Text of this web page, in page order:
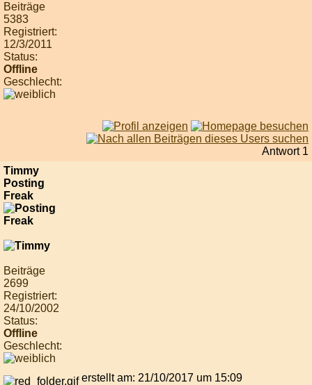
Beiträge
5383
Registriert:
12/3/2011
Status:
Offline
Geschlecht:
Antwort 1
Timmy
Posting
Freak
Beiträge
2699
Registriert:
24/10/2002
Status:
Offline
Geschlecht:
erstellt am: 21/10/2017 um 15:09